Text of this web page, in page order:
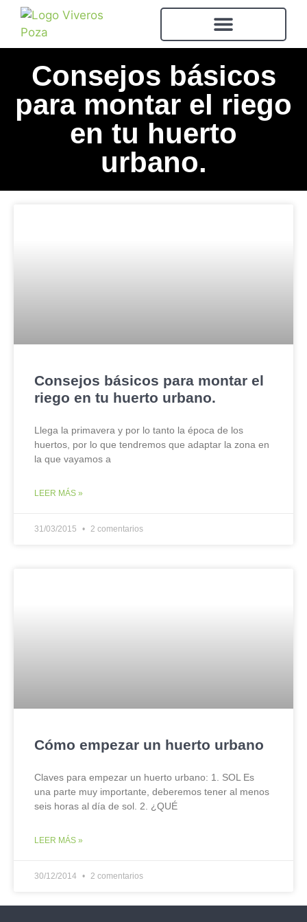
Consejos básicos
para montar el riego
en tu huerto
urbano.
Consejos básicos para montar el
riego en tu huerto urbano.
Llega la primavera y por lo tanto la época de los
huertos, por lo que tendremos que adaptar la zona en
la que vayamos a
LEER MÁS »
31/03/2015 2 comentarios
Cómo empezar un huerto urbano
Claves para empezar un huerto urbano: 1. SOL Es
una parte muy importante, deberemos tener al menos
seis horas al día de sol. 2. ¿QUÉ
LEER MÁS »
30/12/2014 2 comentarios